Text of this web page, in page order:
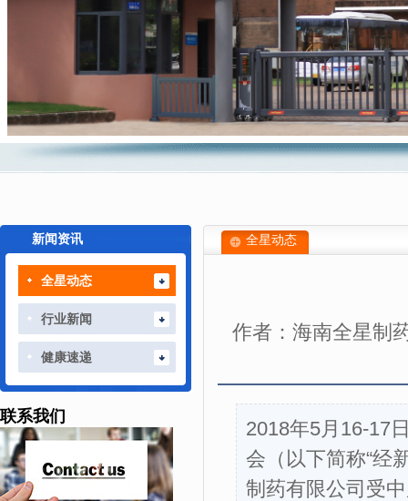
新闻资讯
全星动态
行业新闻
健康速递
联系我们
全星动态
作者：海南全星制
2018年5月16-17
会（以下简称“经
制药有限公司受